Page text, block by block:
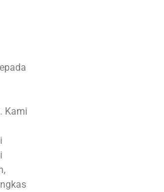
Kami